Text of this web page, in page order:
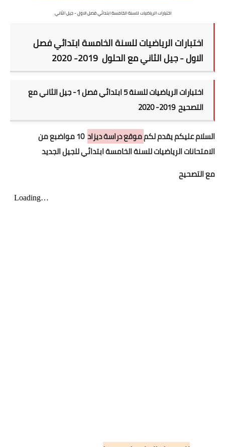
اختبارات الرياضيات للسنة الخامسة ابتدائي فصل الاول - جيل الثاني
اختبارات الرياضيات للسنة الخامسة ابتدائي فصل
الاول - جيل الثاني مع الحلول 2019- 2020
اختبارات الرياضيات للسنة 5 ابتدائي فصل 1- جيل الثاني مع
التصحيح 2019- 2020
السلام عليكم يقدم لكمموقع دراسة ديزاد
10 مواضبع من
الامتحانات الرياضيات للسنة الخامسة ابتدائي للجيل الجديد
مع التصحيح